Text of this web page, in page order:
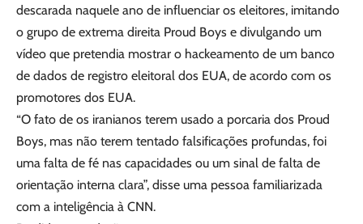
descarada naquele ano de influenciar os eleitores, imitando
o grupo de extrema direita Proud Boys e divulgando um
vídeo que pretendia mostrar o hackeamento de um banco
de dados de registro eleitoral dos EUA, de acordo com os
promotores dos EUA.
“O fato de os iranianos terem usado a porcaria dos Proud
Boys, mas não terem tentado falsificações profundas, foi
uma falta de fé nas capacidades ou um sinal de falta de
orientação interna clara”, disse uma pessoa familiarizada
com a inteligência à CNN.